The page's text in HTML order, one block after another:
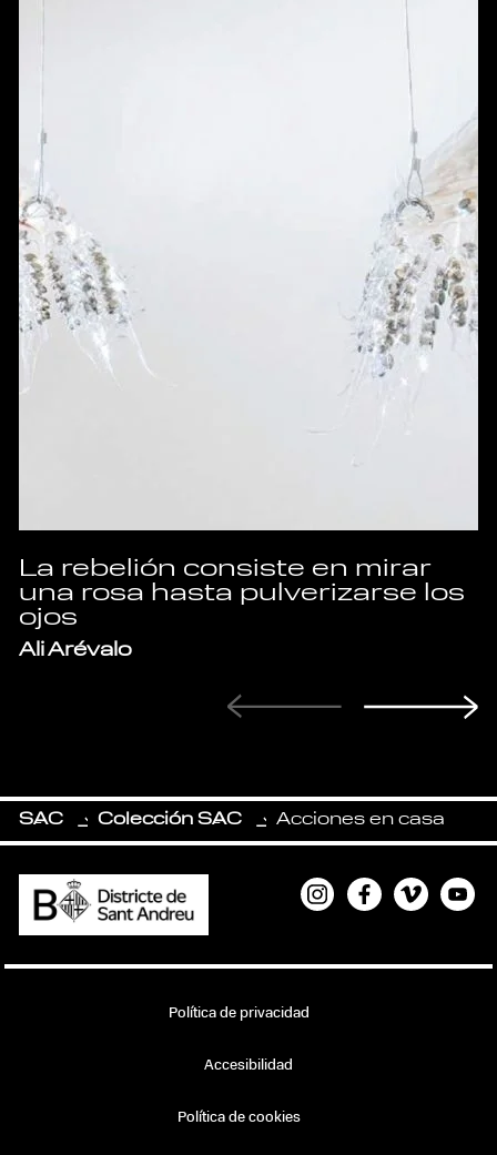
SAC
- Colección SAC
- Acciones en casa
La rebelión consiste en mirar
una rosa hasta pulverizarse los
ojos
Ali Arévalo
Instagram
Facebook
Vimeo
Política de privacidad
Accesibilidad
Política de cookies